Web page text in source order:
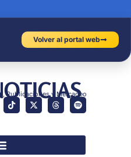
Volver al portal web
Publicaciones y Mercadeo